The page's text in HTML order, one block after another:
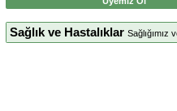
Sağlık ve Hastalıklar